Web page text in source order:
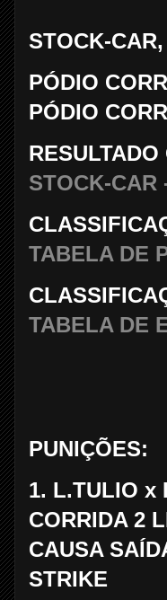
STOCK-
PÓDIO
PÓDIO
STOCK-CAR
TABELA DE
TABELA DE
PUNIÇÕES:
1. L.TULIO x
CORRIDA 2
CAUSA
STRIKE